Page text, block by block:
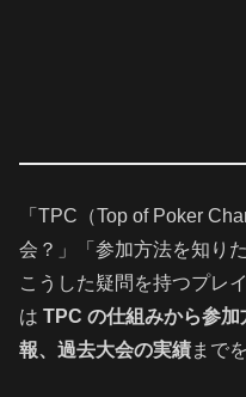
「TPC（Top of Poker
会？」「参加方法を知り
こうした疑問を持つプレ
は TPC の仕組みから参
報、過去大会の実績まで